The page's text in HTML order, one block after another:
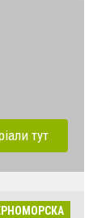
тут